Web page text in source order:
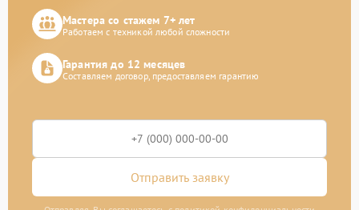
Мастера со стажем 7+ лет
Работаем с техникой любой сложности
Гарантия до 12 месяцев
Составляем договор, предоставляем гарантию
Отправить заявку